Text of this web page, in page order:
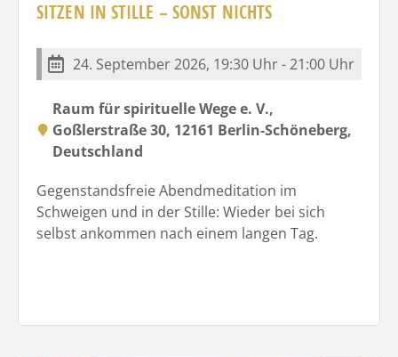
SITZEN IN STILLE – SONST NICHTS
24. September 2026, 19:30 Uhr - 21:00 Uhr
Raum für spirituelle Wege e. V.,
Goßlerstraße 30, 12161 Berlin-Schöneberg,
Deutschland
Gegenstandsfreie Abendmeditation im
Schweigen und in der Stille: Wieder bei sich
selbst ankommen nach einem langen Tag.